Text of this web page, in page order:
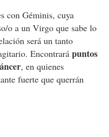
con Géminis, cuya
o a un Virgo que sabe lo
será un tanto
Encontrará puntos
, en quienes
fuerte que querrán